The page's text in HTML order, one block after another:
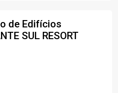
de Edifícios
SUL RESORT